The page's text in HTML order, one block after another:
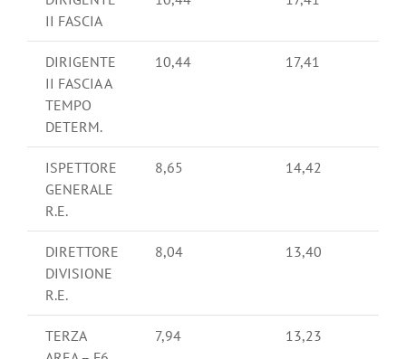
II FASCIA
DIRIGENTE
II FASCIA A
TEMPO
DETERM.
10,44 17,41
ISPETTORE
GENERALE
R.E.
8,65 14,42
DIRETTORE
DIVISIONE
R.E.
8,04 13,40
TERZA
7,94 13,23